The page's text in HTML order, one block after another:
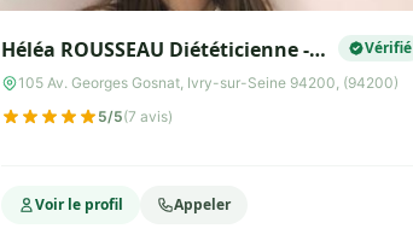
Héléa ROUSSEAU Diététicienne -
Nutritionniste
Vérifié
105 Av. Georges Gosnat, Ivry-sur-Seine 94200, (94200)
5/5(7 avis)
Voir le profil Appeler